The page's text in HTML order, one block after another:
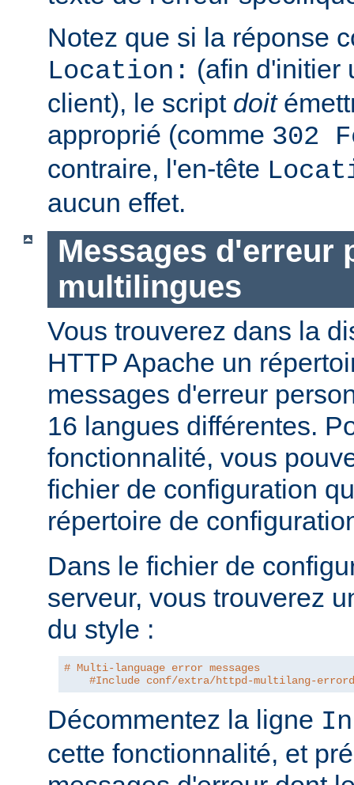
Notez que si la réponse
Location: (afin d'initier
client), le script doit
approprié (comme 302
contraire, l'en-tête
aucun effet.
Messages d'erreur
multilingues
Vous trouverez dans la
HTTP Apache un
messages d'erreur
16 langues différentes.
fonctionnalité, vous
fichier de configuration
répertoire de
Dans le fichier de
serveur, vous trouverez
du style :
# Multi-language error messages
#Include conf/extra/httpd-multilang-
Décommentez la ligne
cette fonctionnalité, et